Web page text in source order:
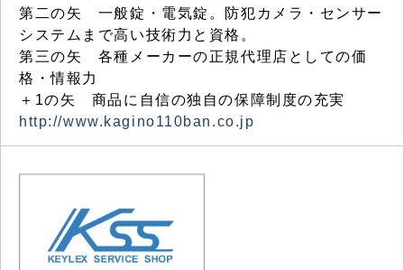
第二の矢 一般錠・電気錠。防犯カメラ・センサー
システムまで高い技術力と資格。
第三の矢 各種メーカーの正規代理店としての価
格・情報力
＋1の矢 商品に自信の独自の保障制度の充実
http://www.kagino110ban.co.jp